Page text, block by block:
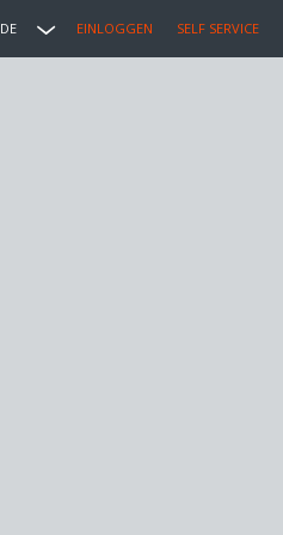
DE EINLOGGEN SELF SERVICE